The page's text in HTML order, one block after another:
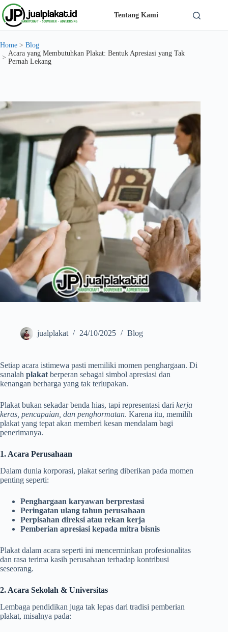
Skip
to
content
Solusi Custom Plakat Nomer 1 di Indonesia - jualplakat.id
Tentang Kami
Home > Blog
>
Acara yang Membutuhkan Plakat: Bentuk Apresiasi yang Tak
Pernah Lekang
jualplakat 24/10/2025 Blog
Setiap acara istimewa pasti memiliki momen penghargaan. Di
sanalah plakat berperan sebagai simbol apresiasi dan
kenangan berharga yang tak terlupakan.
Plakat bukan sekadar benda hias, tapi representasi dari kerja
keras, pencapaian, dan penghormatan. Karena itu, memilih
plakat yang tepat akan memberi kesan mendalam bagi
penerimanya.
1. Acara Perusahaan
Dalam dunia korporasi, plakat sering diberikan pada momen
penting seperti:
Penghargaan karyawan berprestasi
Peringatan ulang tahun perusahaan
Perpisahan direksi atau rekan kerja
Pemberian apresiasi kepada mitra bisnis
Plakat dalam acara seperti ini mencerminkan profesionalitas
dan rasa terima kasih perusahaan terhadap kontribusi
seseorang.
2. Acara Sekolah & Universitas
Lembaga pendidikan juga tak lepas dari tradisi pemberian
plakat, misalnya pada: